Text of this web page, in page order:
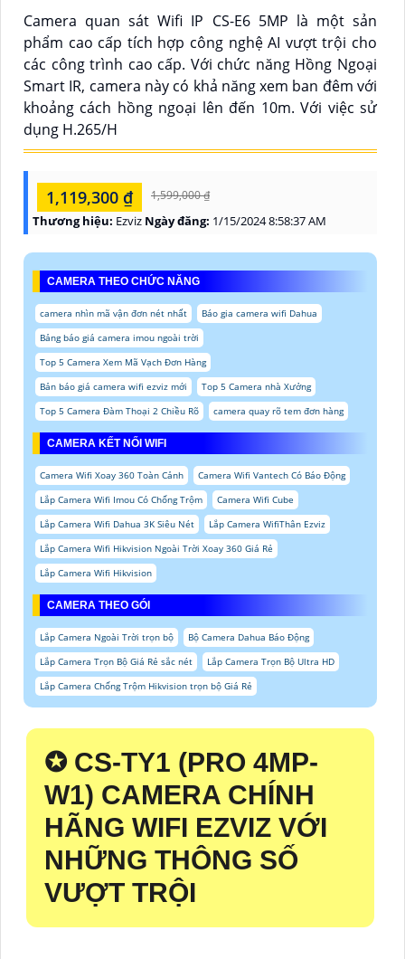
Camera quan sát Wifi IP CS-E6 5MP là một sản
phẩm cao cấp tích hợp công nghệ AI vượt trội cho
các công trình cao cấp. Với chức năng Hồng Ngoại
Smart IR, camera này có khả năng xem ban đêm với
khoảng cách hồng ngoại lên đến 10m. Với việc sử
dụng H.265/H
1,119,300 ₫ 1,599,000 ₫
Thương hiệu: Ezviz Ngày đăng: 1/15/2024 8:58:37 AM
CAMERA THEO CHỨC NĂNG
camera nhìn mã vận đơn nét nhất
Báo gia camera wifi Dahua
Bảng báo giá camera imou ngoài trời
Top 5 Camera Xem Mã Vạch Đơn Hàng
Bản báo giá camera wifi ezviz mới
Top 5 Camera nhà Xưởng
Top 5 Camera Đàm Thoại 2 Chiều Rõ
camera quay rõ tem đơn hàng
CAMERA KẾT NỐI WIFI
Camera Wifi Xoay 360 Toàn Cảnh
Camera Wifi Vantech Có Báo Động
Lắp Camera Wifi Imou Có Chống Trộm
Camera Wifi Cube
Lắp Camera Wifi Dahua 3K Siêu Nét
Lắp Camera WifiThân Ezviz
Lắp Camera Wifi Hikvision Ngoài Trời Xoay 360 Giá Rẻ
Lắp Camera Wifi Hikvision
CAMERA THEO GÓI
Lắp Camera Ngoài Trời trọn bộ
Bộ Camera Dahua Báo Động
Lắp Camera Trọn Bộ Giá Rẻ sắc nét
Lắp Camera Trọn Bộ Ultra HD
Lắp Camera Chống Trộm Hikvision trọn bộ Giá Rẻ
✪ CS-TY1 (PRO 4MP-
W1) CAMERA CHÍNH
HÃNG WIFI EZVIZ VỚI
NHỮNG THÔNG SỐ
VƯỢT TRỘI